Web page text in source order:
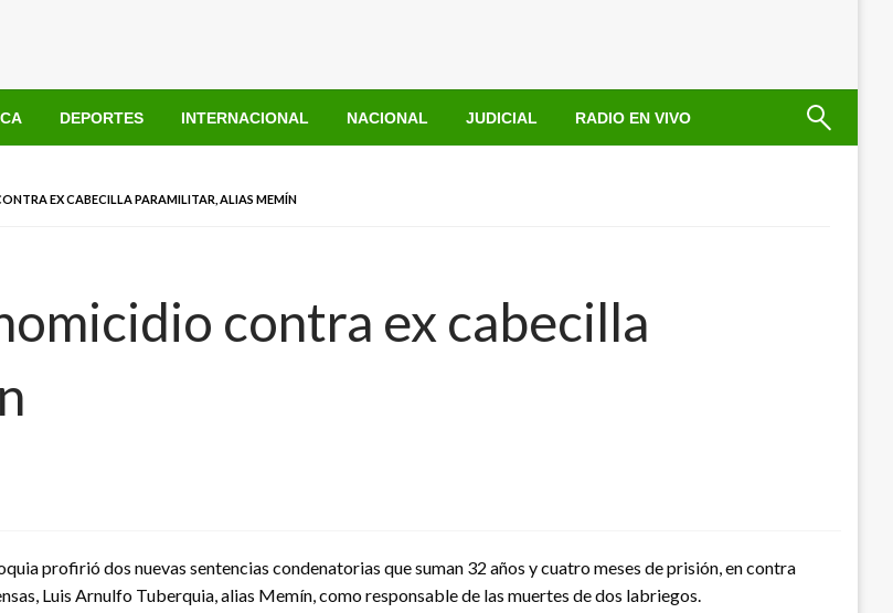
DEPORTES INTERNACIONAL NACIONAL JUDICIAL RADIO EN VIVO
EX CABECILLA PARAMILITAR, ALIAS MEMÍN
contra ex cabecilla
profirió dos nuevas sentencias condenatorias que suman 32 años y cuatro meses de prisión, en contra
Luis Arnulfo Tuberquia, alias Memín, como responsable de las muertes de dos labriegos.